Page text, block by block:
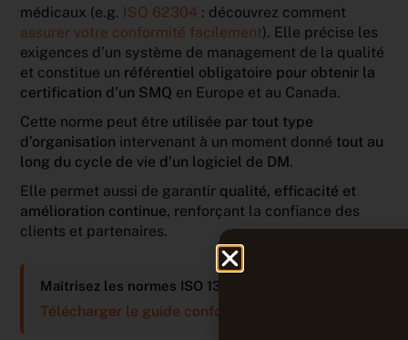
médicaux (e.g. ISO 62304 : découvrez comment
assurer votre conformité facilement). Elle précise les
exigences d’un système de management de la qualité
et constitue un référentiel obligatoire pour obtenir la
certification d’un SMQ en Europe et au Canada.
Cette norme peut être utilisée par tout type
d’organisation intervenant à un moment donné tout au
long du cycle de vie d’un logiciel de DM.
Elle permet aussi de garantir qualité, efficacité et
amélioration continue, renforçant la confiance des
clients et partenaires.
Maîtrisez les normes ISO 13485 & IEC 62304
Télécharger le guide conformité →